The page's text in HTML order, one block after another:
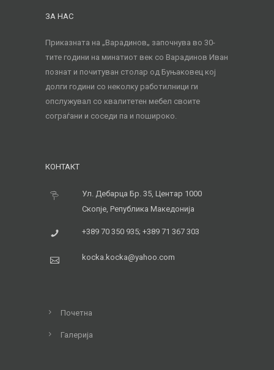
ЗА НАС
Приказната на „Варадинов„ започнува во 30-
тите години на минатиот век со Варадинов Иван
познат и почитуван столар од Буњаковец кој
долги години со неколку работилници ги
опслужувал со квалитетен мебел своите
сограѓани и соседи па и пошироко.
КОНТАКТ
Ул. Дебарца Бр. 35, Центар 1000
Скопје, Република Македонија
+389 70 350 935; +389 71 367 303
kocka.kocka@yahoo.com
Почетна
Галерија